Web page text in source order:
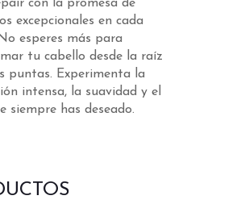
con la promesa de
excepcionales en cada
esperes más para
tu cabello desde la raíz
puntas. Experimenta la
intensa, la suavidad y el
siempre has deseado.